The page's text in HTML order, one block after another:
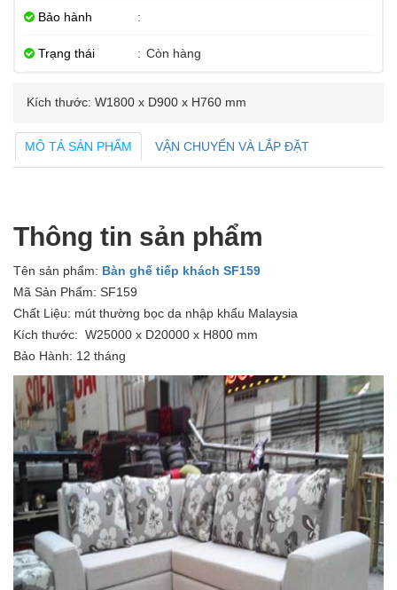
Bảo hành :
Trạng thái : Còn hàng
Kích thước: W1800 x D900 x H760 mm
MÔ TẢ SẢN PHẨM VẬN CHUYỂN VÀ LẮP ĐẶT
Thông tin sản phẩm
Tên sản phẩm: Bàn ghế tiếp khách SF159
Mã Sản Phẩm: SF159
Chất Liệu: mút thường bọc da nhập khẩu Malaysia
Kích thước: W25000 x D20000 x H800 mm
Bảo Hành: 12 tháng